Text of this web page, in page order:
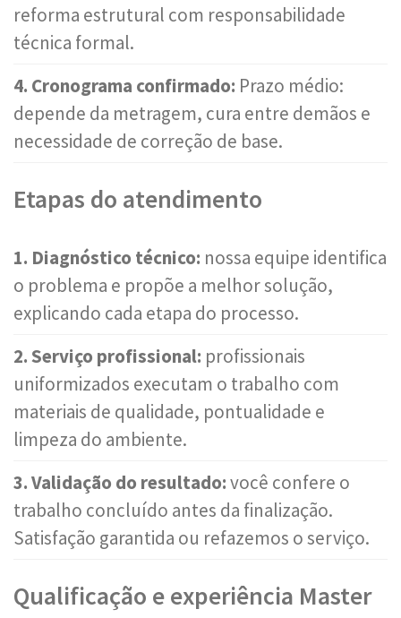
reforma estrutural com responsabilidade
técnica formal.
4. Cronograma confirmado: Prazo médio:
depende da metragem, cura entre demãos e
necessidade de correção de base.
Etapas do atendimento
1. Diagnóstico técnico: nossa equipe identifica
o problema e propõe a melhor solução,
explicando cada etapa do processo.
2. Serviço profissional: profissionais
uniformizados executam o trabalho com
materiais de qualidade, pontualidade e
limpeza do ambiente.
3. Validação do resultado:você confere o
trabalho concluído antes da finalização.
Satisfação garantida ou refazemos o serviço.
Qualificação e experiência Master